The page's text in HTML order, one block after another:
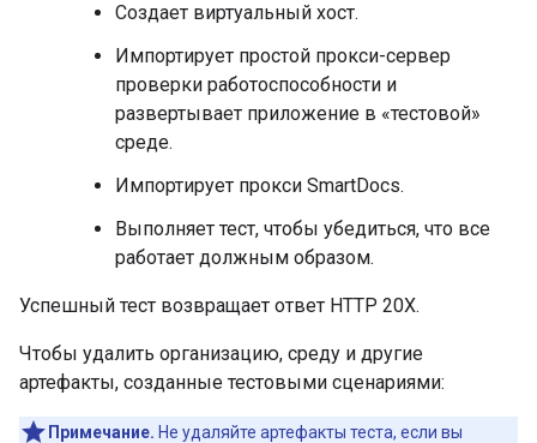
Создает виртуальный хост.
Импортирует простой прокси-сервер
проверки работоспособности и
развертывает приложение в «тестовой»
среде.
Импортирует прокси SmartDocs.
Выполняет тест, чтобы убедиться, что все
работает должным образом.
Успешный тест возвращает ответ HTTP 20X.
Чтобы удалить организацию, среду и другие
артефакты, созданные тестовыми сценариями:
Примечание. Не удаляйте артефакты теста, если вы